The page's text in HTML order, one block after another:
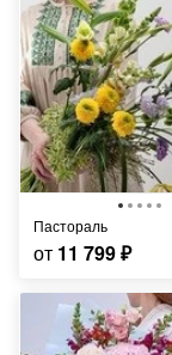
Пастораль
от 11 799₽